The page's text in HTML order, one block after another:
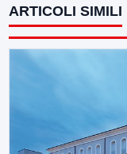
ARTICOLI SIMILI